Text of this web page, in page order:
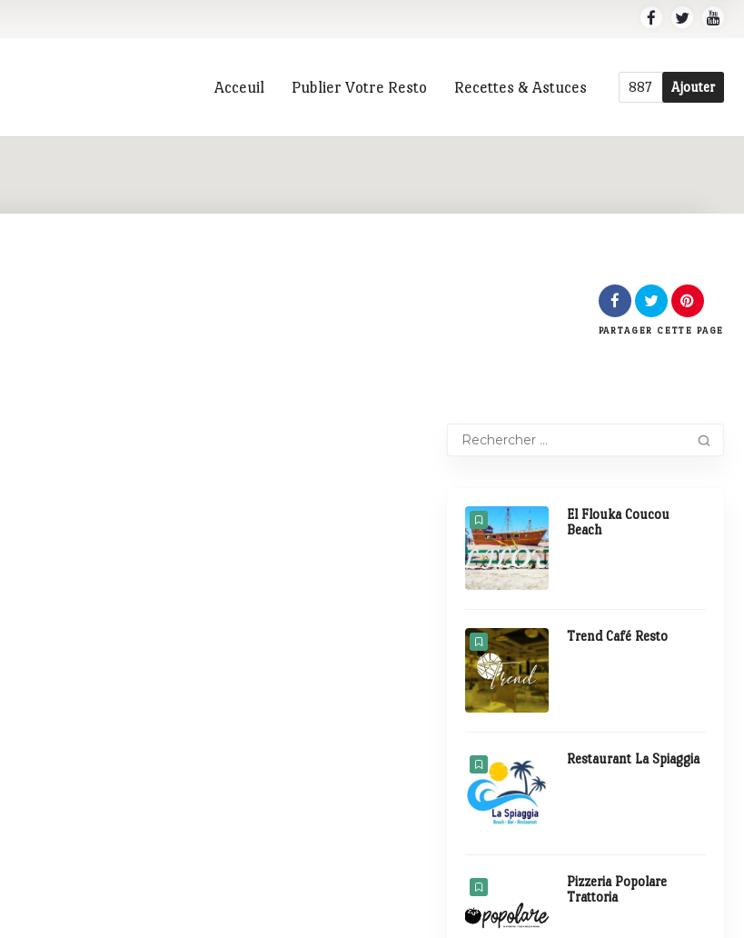
Acceuil Publier Votre Resto Recettes & Astuces 887 Ajouter
PARTAGER CETTE PAGE
El Flouka Coucou
Beach
Trend Café Resto
Restaurant La Spiaggia
Pizzeria Popolare
Trattoria